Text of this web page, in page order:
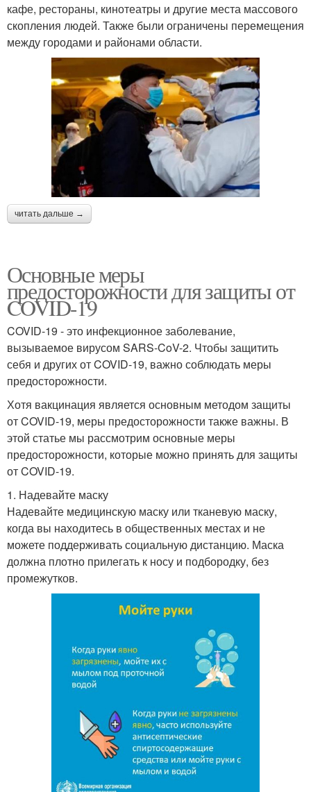
кафе, рестораны, кинотеатры и другие места массового
скопления людей. Также были ограничены перемещения
между городами и районами области.
читать дальше →
Основные меры
предосторожности для защиты от
COVID-19
COVID-19 - это инфекционное заболевание,
вызываемое вирусом SARS-CoV-2. Чтобы защитить
себя и других от COVID-19, важно соблюдать меры
предосторожности.
Хотя вакцинация является основным методом защиты
от COVID-19, меры предосторожности также важны. В
этой статье мы рассмотрим основные меры
предосторожности, которые можно принять для защиты
от COVID-19.
1. Надевайте маску
Надевайте медицинскую маску или тканевую маску,
когда вы находитесь в общественных местах и не
можете поддерживать социальную дистанцию. Маска
должна плотно прилегать к носу и подбородку, без
промежутков.